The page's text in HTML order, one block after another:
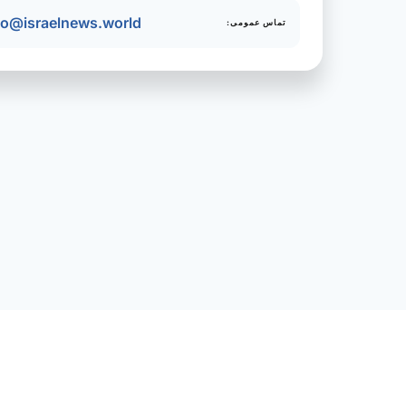
تماس عمومی: